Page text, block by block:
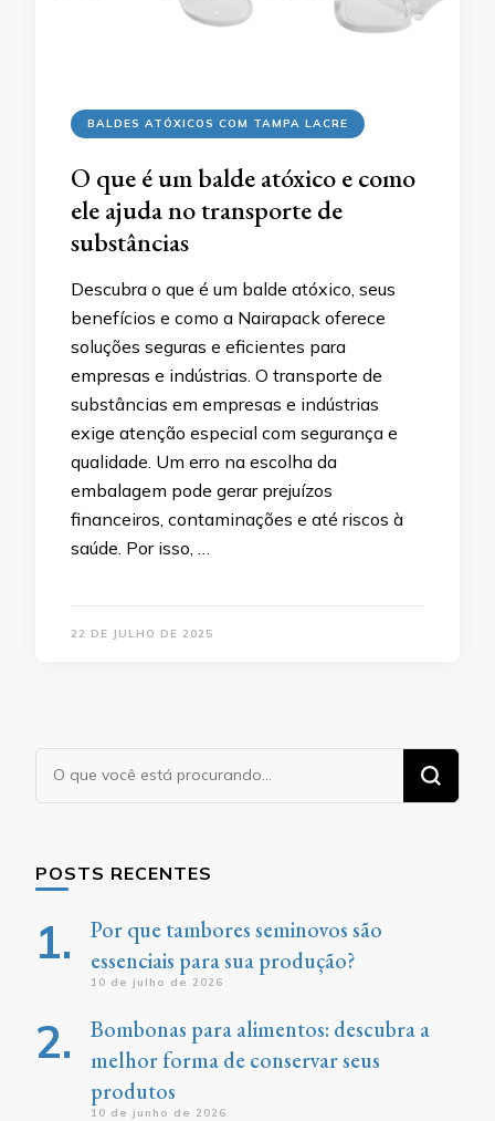
BALDES ATÓXICOS COM TAMPA LACRE
O que é um balde atóxico e como
ele ajuda no transporte de
substâncias
Descubra o que é um balde atóxico, seus
benefícios e como a Nairapack oferece
soluções seguras e eficientes para
empresas e indústrias. O transporte de
substâncias em empresas e indústrias
exige atenção especial com segurança e
qualidade. Um erro na escolha da
embalagem pode gerar prejuízos
financeiros, contaminações e até riscos à
saúde. Por isso, …
22 DE JULHO DE 2025
POSTS RECENTES
Por que tambores seminovos são
essenciais para sua produção?
10 de julho de 2026
Bombonas para alimentos: descubra a
melhor forma de conservar seus
produtos
10 de junho de 2026